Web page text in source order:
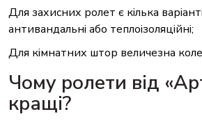
Для захисних ролет є кілька
антивандальні або теплоізоляційні;
Для кімнатних штор величезна
Чому ролети від
кращі?